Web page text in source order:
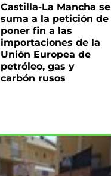
Castilla-La Mancha se
suma a la petición de
poner fin a las
importaciones de la
Unión Europea de
petróleo, gas y
carbón rusos